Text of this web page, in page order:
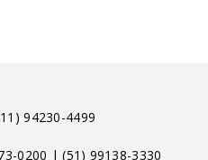
94230-4499
0200 |(51) 99138-3330